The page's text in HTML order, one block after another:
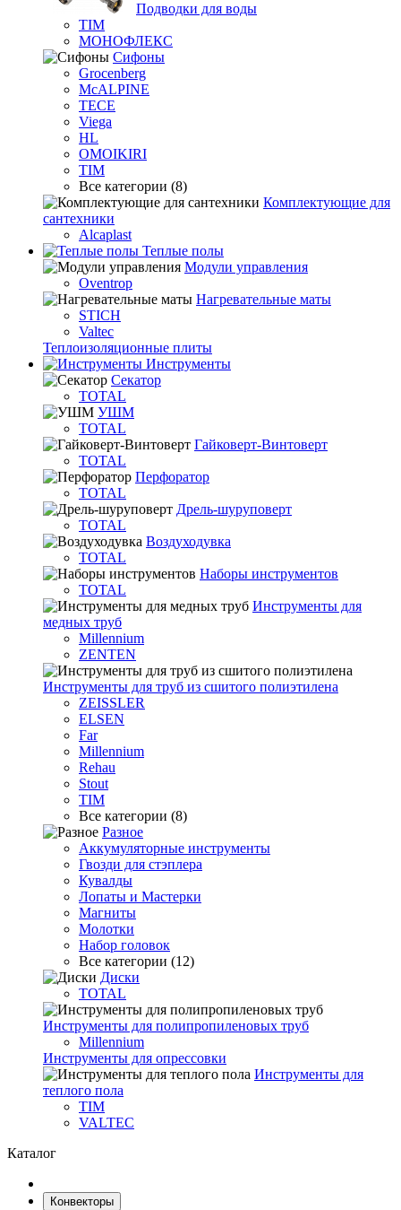
Подводки для воды
TIM
МОНОФЛЕКС
Сифоны
Grocenberg
McALPINE
TECE
Viega
HL
OMOIKIRI
TIM
Все категории (8)
Комплектующие для
сантехники
Alcaplast
Теплые полы
Модули управления
Oventrop
Нагревательные маты
STICH
Valtec
Теплоизоляционные плиты
Инструменты
Секатор
TOTAL
УШМ
TOTAL
Гайковерт-Винтоверт
TOTAL
Перфоратор
TOTAL
Дрель-шуруповерт
TOTAL
Воздуходувка
TOTAL
Наборы инструментов
TOTAL
Инструменты для
медных труб
Millennium
ZENTEN
Инструменты для труб из сшитого полиэтилена
ZEISSLER
ELSEN
Far
Millennium
Rehau
Stout
TIM
Все категории (8)
Разное
Аккумуляторные инструменты
Гвозди для стэплера
Кувалды
Лопаты и Мастерки
Магниты
Молотки
Набор головок
Все категории (12)
Диски
TOTAL
Инструменты для полипропиленовых труб
Millennium
Инструменты для опрессовки
Инструменты для
теплого пола
TIM
VALTEC
Каталог
Конвекторы